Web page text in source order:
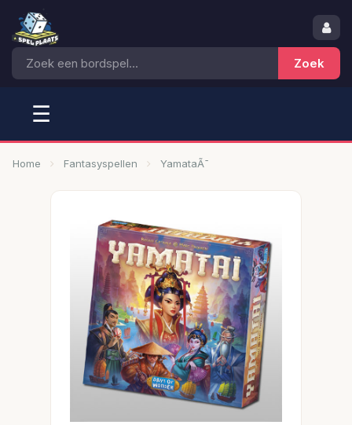
☰
Home Fantasyspellen YamataÃ¯